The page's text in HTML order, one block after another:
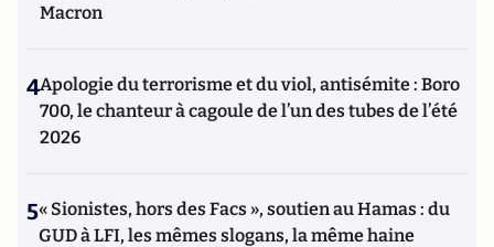
Macron
4Apologie du terrorisme et du viol, antisémite : Boro
700, le chanteur à cagoule de l’un des tubes de l’été
2026
5« Sionistes, hors des Facs », soutien au Hamas : du
GUD à LFI, les mêmes slogans, la même haine